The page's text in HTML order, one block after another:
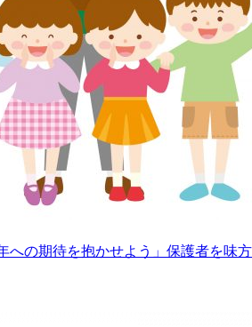
への期待を抱かせよう」保護者を味方